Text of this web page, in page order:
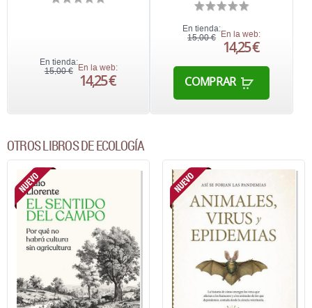
En tienda:
15,00 € En la web:
14,25 €
En tienda:
15,00 € En la web:
14,25 €
COMPRAR
OTROS LIBROS DE ECOLOGÍA